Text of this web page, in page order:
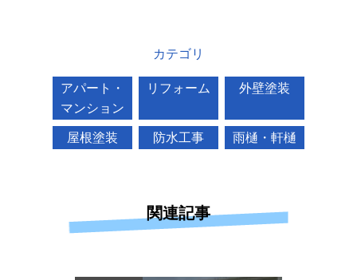
カテゴリ
アパート・
マンション
リフォーム 外壁塗装
屋根塗装 防水工事 雨樋・軒樋
関連記事